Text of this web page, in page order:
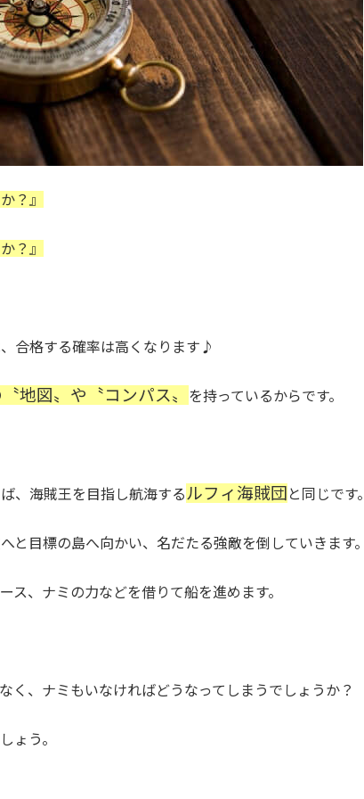
？』
？』
合格する確率は高くなります♪
地図〟や〝コンパス〟 を持っているからです。
、海賊王を目指し航海する ルフィ海賊団 と同じです。
と目標の島へ向かい、名だたる強敵を倒していきます。
ス、ナミの力などを借りて船を進めます。
く、ナミもいなければどうなってしまうでしょうか？
ょう。